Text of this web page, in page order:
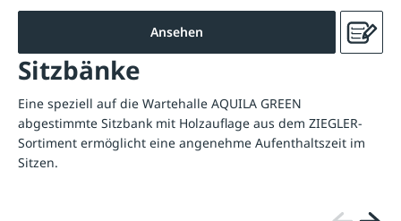
Ansehen
Sitzbänke
Eine speziell auf die Wartehalle AQUILA GREEN
abgestimmte Sitzbank mit Holzauflage aus dem ZIEGLER-
Sortiment ermöglicht eine angenehme Aufenthaltszeit im
Sitzen.